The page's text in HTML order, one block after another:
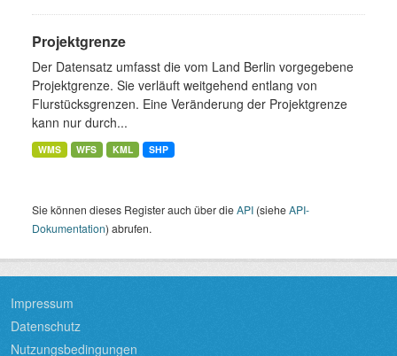
Projektgrenze
Der Datensatz umfasst die vom Land Berlin vorgegebene
Projektgrenze. Sie verläuft weitgehend entlang von
Flurstücksgrenzen. Eine Veränderung der Projektgrenze
kann nur durch...
WMS WFS KML SHP
Sie können dieses Register auch über dieAPI (sieheAPI-
Dokumentation) abrufen.
Impressum
Datenschutz
Nutzungsbedingungen